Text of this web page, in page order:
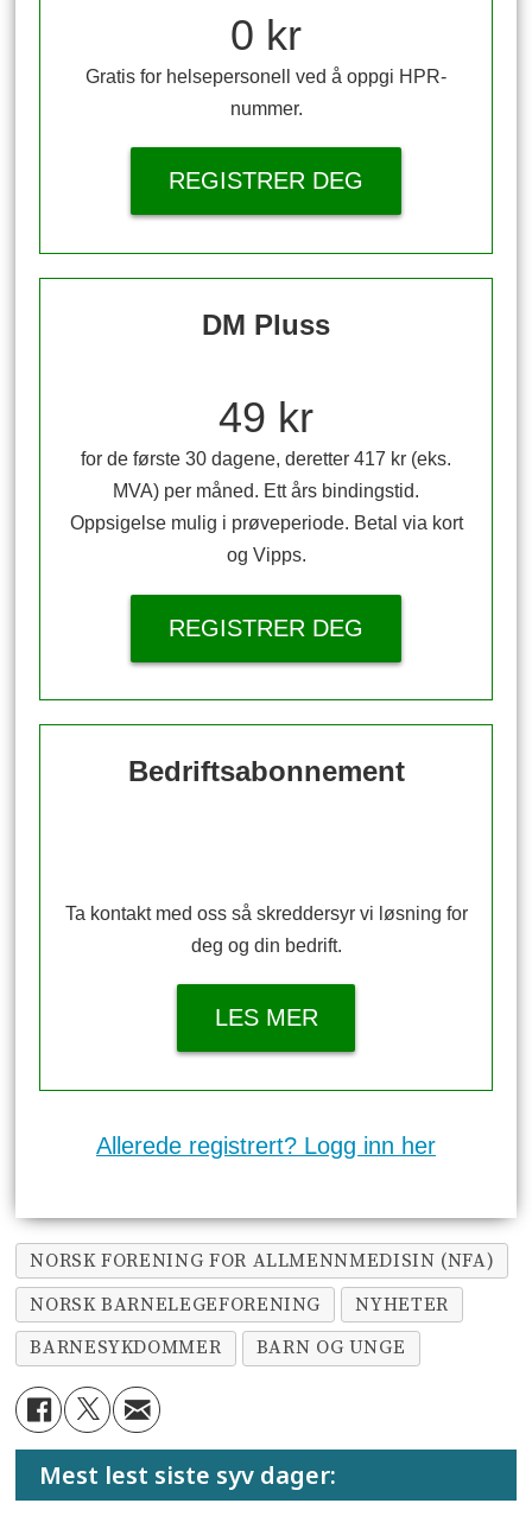
0 kr
Gratis for helsepersonell ved å oppgi HPR-
nummer.
REGISTRER DEG
DM Pluss
49 kr
for de første 30 dagene, deretter 417 kr (eks.
MVA) per måned. Ett års bindingstid.
Oppsigelse mulig i prøveperiode. Betal via kort
og Vipps.
REGISTRER DEG
Bedriftsabonnement
Ta kontakt med oss så skreddersyr vi løsning for
deg og din bedrift.
LES MER
Allerede registrert? Logg inn her
NORSK FORENING FOR ALLMENNMEDISIN (NFA)
NORSK BARNELEGEFORENING
NYHETER
BARNESYKDOMMER
BARN OG UNGE
Mest lest siste syv dager: